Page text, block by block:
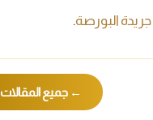
جريدة البورصة.
← جميع المقالات